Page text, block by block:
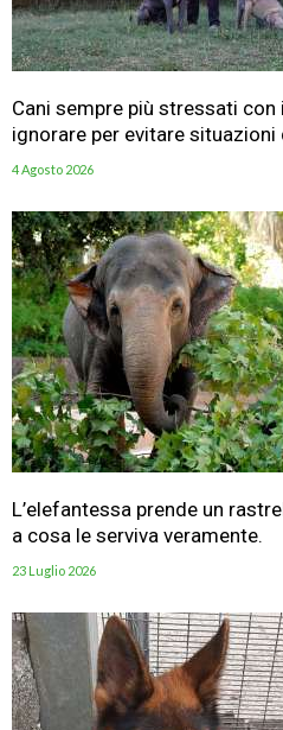
Cani sempre più stressati
ignorare per evitare situazioni
4 Agosto 2026
L’elefantessa prende un
a cosa le serviva veramente.
23 Luglio 2026